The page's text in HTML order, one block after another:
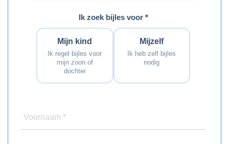
Ik zoek bijles voor *
Mijn kind
Ik regel bijles voor
mijn zoon of
dochter
Mijzelf
Ik heb zelf bijles
nodig
Voornaam *